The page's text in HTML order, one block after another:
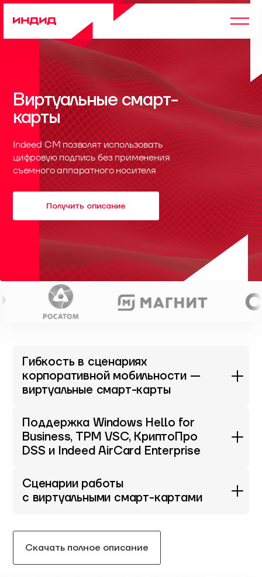
Виртуальные смарт-
карты
Indeed CМ позволят использовать
цифровую подпись без применения
съемного аппаратного носителя
Получить описание
Гибкость в сценариях
корпоративной мобильности —
виртуальные смарт-карты
Поддержка Windows Hello for
Business, TPM VSC, КриптоПро
DSS и Indeed AirCard Enterprise
Сценарии работы
с виртуальными смарт-картами
Скачать полное описание